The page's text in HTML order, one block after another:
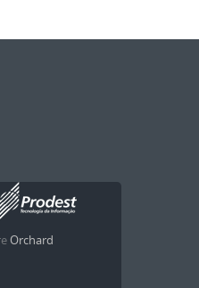
Orchard